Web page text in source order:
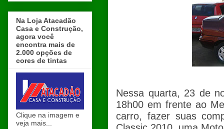
Nessa quarta, 23 de
18h00 em frente ao
carro, fazer suas
Na Loja Atacadão
Casa e Construção,
agora você
encontra mais de
2.000 opções de
cores de tintas
Clique na imagem e
veja mais...